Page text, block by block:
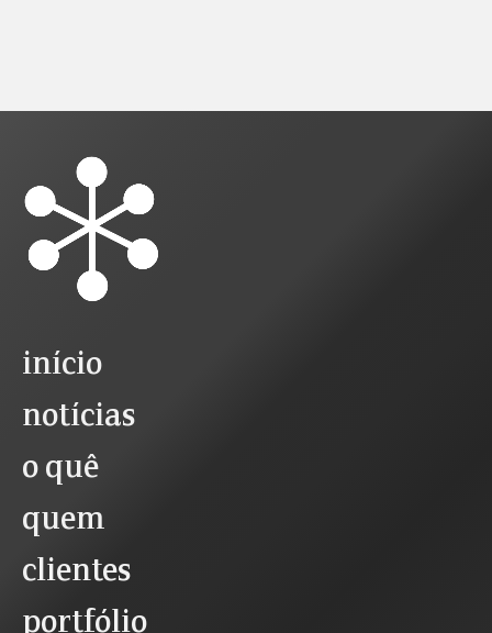
início
notícias
o quê
quem
clientes
portfólio